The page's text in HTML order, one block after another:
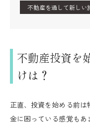
不動産を通して新しい
不動産投資を
けは？
正直、投資を始める前
金に困っている感覚もあ